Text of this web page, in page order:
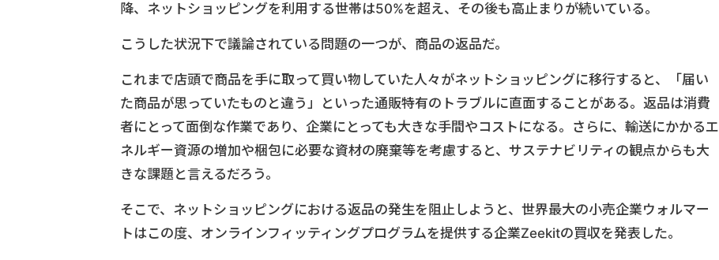
降、ネットショッピングを利用する世帯は50%を超え、その後も高止まりが続いている。
こうした状況下で議論されている問題の一つが、商品の返品だ。
これまで店頭で商品を手に取って買い物していた人々がネットショッピングに移行すると、「届い
た商品が思っていたものと違う」といった通販特有のトラブルに直面することがある。返品は消費
者にとって面倒な作業であり、企業にとっても大きな手間やコストになる。さらに、輸送にかかるエ
ネルギー資源の増加や梱包に必要な資材の廃棄等を考慮すると、サステナビリティの観点からも大
きな課題と言えるだろう。
そこで、ネットショッピングにおける返品の発生を阻止しようと、世界最大の小売企業ウォルマー
トはこの度、オンラインフィッティングプログラムを提供する企業Zeekitの買収を発表した。